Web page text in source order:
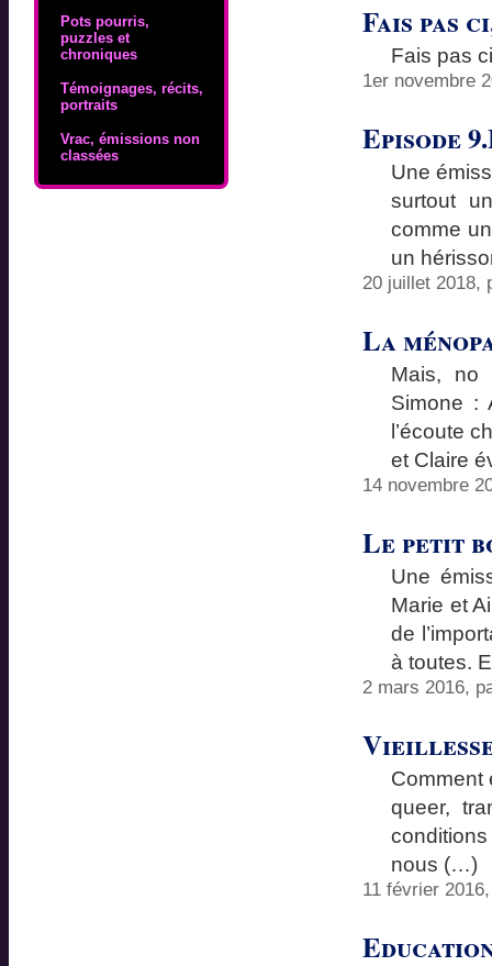
Pots pourris,
puzzles et
chroniques
Témoignages, récits,
portraits
Vrac, émissions non
classées
Fais pas
Fais pas
1er novembre
Episode
Une
surtout
comme
un
20 juillet 2018,
La
Mais, no
Simone :
l’écoute
et Claire
14 novembre
Le petit
Une
Marie et
de
à toutes.
2 mars 2016,
Comment
queer,
nous (…)
11 février